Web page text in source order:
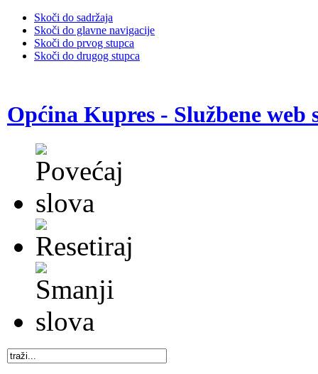
Skoči do sadržaja
Skoči do glavne navigacije
Skoči do prvog stupca
Skoči do drugog stupca
Općina Kupres - Službene web